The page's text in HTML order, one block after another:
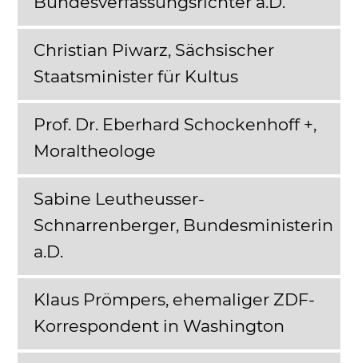
Christian Piwarz, Sächsischer
Staatsminister für Kultus
Prof. Dr. Eberhard Schockenhoff +,
Moraltheologe
Sabine Leutheusser-
Schnarrenberger, Bundesministerin
a.D.
Klaus Prömpers, ehemaliger ZDF-
Korrespondent in Washington